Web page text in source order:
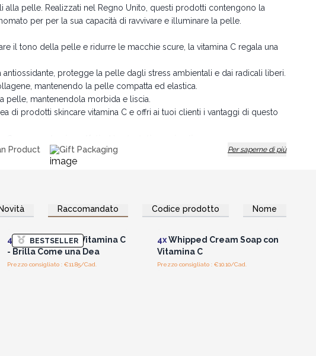
alla pelle. Realizzati nel Regno Unito, questi prodotti contengono la
per per la sua capacità di ravvivare e illuminare la pelle.
il tono della pelle e ridurre le macchie scure, la vitamina C regala una
protegge la pelle dagli stress ambientali e dai radicali liberi.
mantenendo la pelle compatta ed elastica.
pelle, mantenendola morbida e liscia.
di prodotti skincare vitamina C e offri ai tuoi clienti i vantaggi di questo
naturale e rivitalizzante della vitamina C.
Product Gift Packaging Per saperne di più
Novità Raccomandato Codice prodotto Nome
BESTSELLER
Accedi per vedere i prezzi
all'ingrosso
4x
Siero Viso alla Vitamina C
- Brilla Come una Dea
Prezzo consigliato : €11.85/Cad.
Accedi per vedere i prezzi
all'ingrosso
4xWhipped Cream Soap con
Vitamina C
Prezzo consigliato : €10.10/Cad.